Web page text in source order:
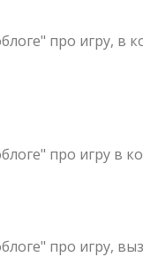
про игру, в
про игру в
про игру,